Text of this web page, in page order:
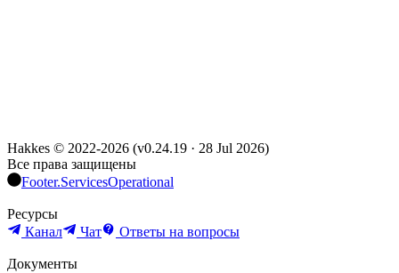
Hakkes © 2022-2026 (v0.24.19 · 28 Jul 2026)
Все права защищены
Footer.ServicesOperational
Ресурсы
Канал
Чат Ответы на вопросы
Документы